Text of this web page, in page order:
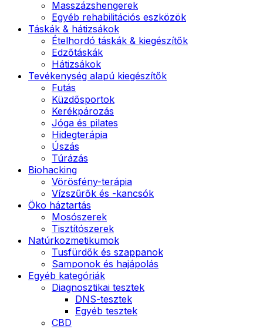
Masszázshengerek
Egyéb rehabilitációs eszközök
Táskák & hátizsákok
Ételhordó táskák & kiegészítők
Edzőtáskák
Hátizsákok
Tevékenység alapú kiegészítők
Futás
Küzdősportok
Kerékpározás
Jóga és pilates
Hidegterápia
Úszás
Túrázás
Biohacking
Vörösfény-terápia
Vízszűrők és -kancsók
Öko háztartás
Mosószerek
Tisztítószerek
Natúrkozmetikumok
Tusfürdők és szappanok
Samponok és hajápolás
Egyéb kategóriák
Diagnosztikai tesztek
DNS-tesztek
Egyéb tesztek
CBD